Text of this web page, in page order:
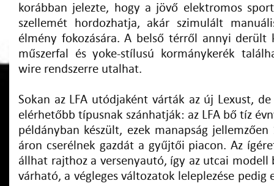
korábban jelezte, hogy a jövő elektromos
szellemét hordozhatja, akár szimulált
élmény fokozására. A belső térről annyi derült
műszerfal és yoke-stílusú kormánykerék
wire rendszerre utalhat.
Sokan az LFA utódjaként várták az új Lexust,
elérhetőbb típusnak szánhatják: az LFA bő tíz
példányban készült, ezek manapság
áron cserélnek gazdát a gyűjtői piacon. Az
állhat rajthoz a versenyautó, így az utcai modell
várható, a végleges változatok leleplezése pedig